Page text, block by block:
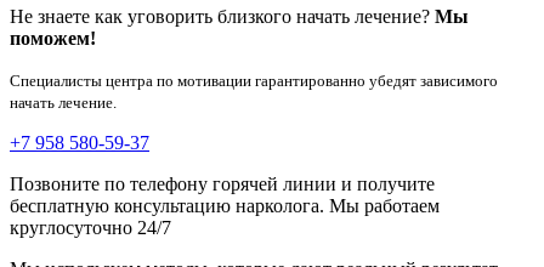
Не знаете как уговорить близкого начать лечение? Мы
поможем!
Специалисты центра по мотивации гарантированно убедят зависимого
начать лечение.
+7 958 580-59-37
Позвоните по телефону горячей линии и получите
бесплатную консультацию нарколога. Мы работаем
круглосуточно 24/7